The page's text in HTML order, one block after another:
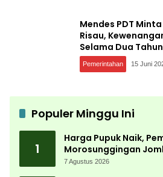
Mendes PDT
Risau,
Selama Dua Tahun
Pemerintahan 15 Juni
Populer Minggu Ini
1
Harga Pupuk Naik,
Morosunggingan
Lewat Kajian Akademik
7 Agustus 2026